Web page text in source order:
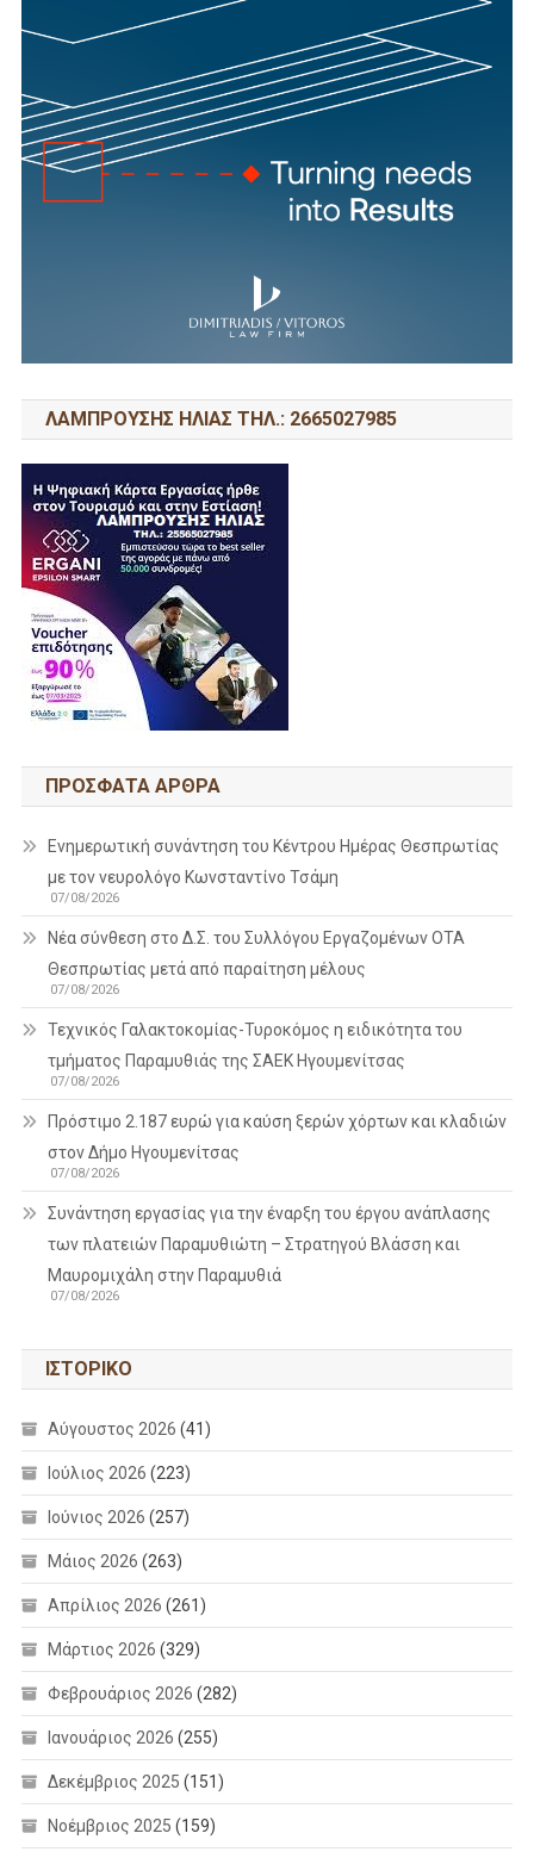
ΛΑΜΠΡΟΥΣΗΣ ΗΛΙΑΣ ΤΗΛ.: 2665027985
ΠΡΌΣΦΑΤΑ ΆΡΘΡΑ
Ενημερωτική συνάντηση του Κέντρου Ημέρας Θεσπρωτίας
με τον νευρολόγο Κωνσταντίνο Τσάμη
07/08/2026
Νέα σύνθεση στο Δ.Σ. του Συλλόγου Εργαζομένων ΟΤΑ
Θεσπρωτίας μετά από παραίτηση μέλους
07/08/2026
Τεχνικός Γαλακτοκομίας-Τυροκόμος η ειδικότητα του
τμήματος Παραμυθιάς της ΣΑΕΚ Ηγουμενίτσας
07/08/2026
Πρόστιμο 2.187 ευρώ για καύση ξερών χόρτων και κλαδιών
στον Δήμο Ηγουμενίτσας
07/08/2026
Συνάντηση εργασίας για την έναρξη του έργου ανάπλασης
των πλατειών Παραμυθιώτη – Στρατηγού Βλάσση και
Μαυρομιχάλη στην Παραμυθιά
07/08/2026
ΙΣΤΟΡΙΚΌ
Αύγουστος 2026 (41)
Ιούλιος 2026 (223)
Ιούνιος 2026 (257)
Μάιος 2026 (263)
Απρίλιος 2026 (261)
Μάρτιος 2026 (329)
Φεβρουάριος 2026 (282)
Ιανουάριος 2026 (255)
Δεκέμβριος 2025 (151)
Νοέμβριος 2025 (159)